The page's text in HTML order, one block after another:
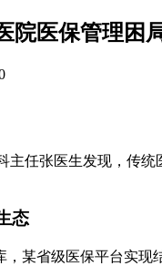
院医保管理困
任张医生发现，传
态
某省级医保平台实现